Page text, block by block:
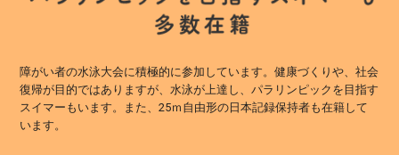
障がい者の水泳大会に積極的に参加しています。健康づくりや、社会
復帰が目的ではありますが、水泳が上達し、パラリンピックを目指す
スイマーもいます。また、25ｍ自由形の日本記録保持者も在籍して
います。